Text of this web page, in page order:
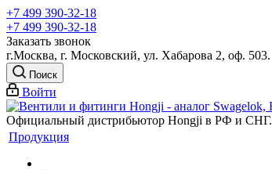
+7 499 390-32-18
+7 499 390-32-18
Заказать звонок
г.Москва, г. Московский, ул. Хабарова 2, оф. 503.
Поиск
Войти
Официальный дистрибьютор Hongji в РФ и СНГ.
Продукция